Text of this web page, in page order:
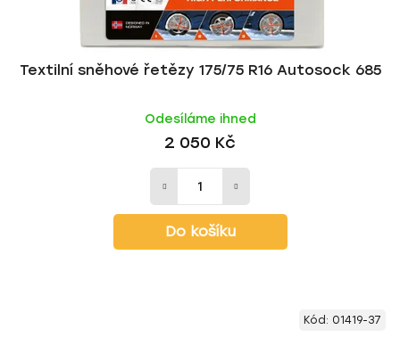
Textilní sněhové řetězy 175/75 R16 Autosock 685
Odesíláme ihned
2 050 Kč
Do košíku
Kód: 01419-37